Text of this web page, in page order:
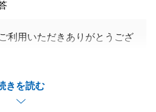
きを読む
利用いただきありがとうござ
ございましたらお気軽にご相